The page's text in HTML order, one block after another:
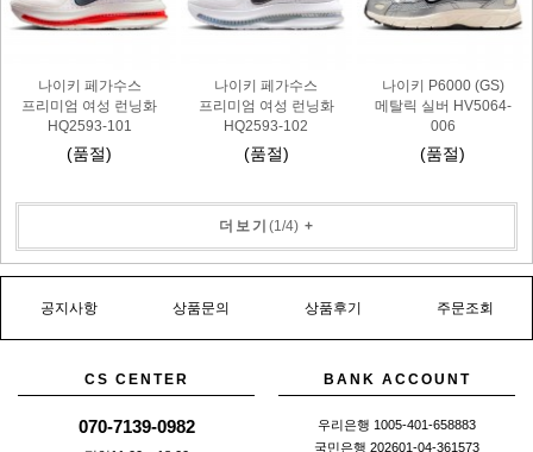
나이키 페가수스
프리미엄 여성 런닝화
HQ2593-101
(품절)
나이키 페가수스
프리미엄 여성 런닝화
HQ2593-102
(품절)
나이키 P6000 (GS)
메탈릭 실버 HV5064-
006
(품절)
더보기 (1 /4)+
공지사항 상품문의 상품후기 주문조회
CS CENTER
070-7139-0982
BANK ACCOUNT
우리은행 1005-401-658883
국민은행 202601-04-361573